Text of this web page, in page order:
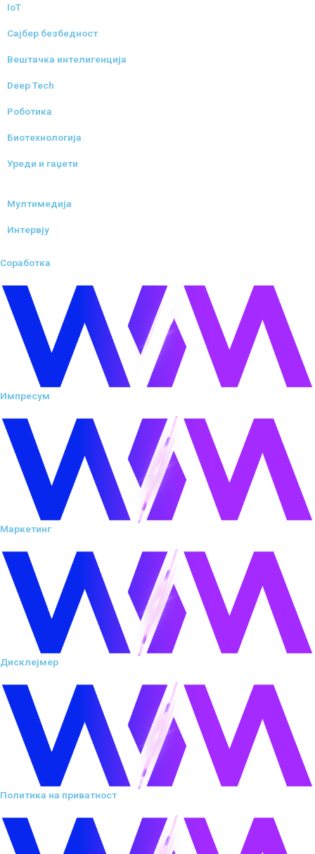
IoT
Сајбер безбедност
Вештачка интелигенција
Deep Tech
Роботика
Биотехнологија
Уреди и гаџети
Мултимедија
Интервју
Соработка
Импресум
Маркетинг
Дисклејмер
Политика на приватност